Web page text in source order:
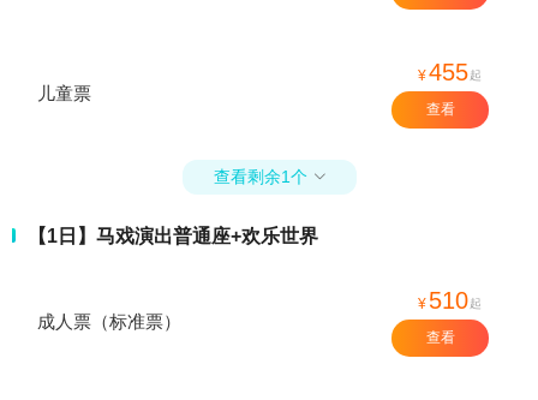
儿童票
¥455起
查看
查看剩余1个 
【1日】马戏演出普通座+欢乐世界
成人票（标准票）
¥ 510起
查看